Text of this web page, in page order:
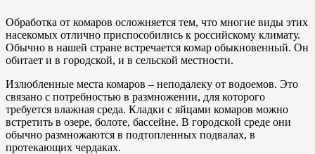
Обработка от комаров осложняется тем, что многие виды этих
насекомых отлично приспособились к российскому климату.
Обычно в нашей стране встречается комар обыкновенный. Он
обитает и в городской, и в сельской местности.
Излюбленные места комаров – неподалеку от водоемов. Это
связано с потребностью в размножении, для которого
требуется влажная среда. Кладки с яйцами комаров можно
встретить в озере, болоте, бассейне. В городской среде они
обычно размножаются в подтопленных подвалах, в
протекающих чердаках.